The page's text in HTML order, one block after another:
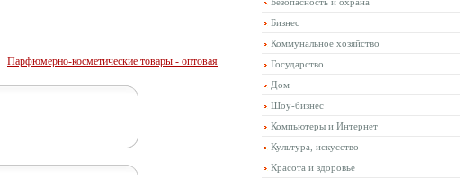
Парфюмерно-косметические товары - оптовая
Бизнес
Коммунальное хозяйство
Государство
Дом
Шоу-бизнес
Компьютеры и Интернет
Культура, искусство
Красота и здоровье